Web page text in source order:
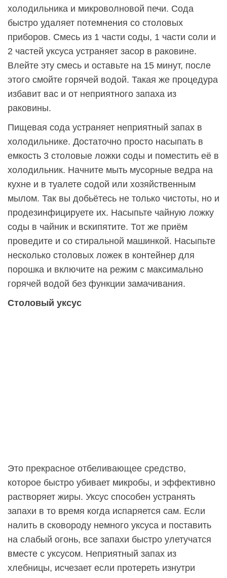
холодильника и микроволновой печи. Сода
быстро удаляет потемнения со столовых
приборов. Смесь из 1 части соды, 1 части соли и
2 частей уксуса устраняет засор в раковине.
Влейте эту смесь и оставьте на 15 минут, после
этого смойте горячей водой. Такая же процедура
избавит вас и от неприятного запаха из
раковины.
Пищевая сода устраняет неприятный запах в
холодильнике. Достаточно просто насыпать в
емкость 3 столовые ложки соды и поместить её в
холодильник. Начните мыть мусорные ведра на
кухне и в туалете содой или хозяйственным
мылом. Так вы добьётесь не только чистоты, но и
продезинфицируете их. Насыпьте чайную ложку
соды в чайник и вскипятите. Тот же приём
проведите и со стиральной машинкой. Насыпьте
несколько столовых ложек в контейнер для
порошка и включите на режим с максимально
горячей водой без функции замачивания.
Столовый уксус
Это прекрасное отбеливающее средство,
которое быстро убивает микробы, и эффективно
растворяет жиры. Уксус способен устранять
запахи в то время когда испаряется сам. Если
налить в сковороду немного уксуса и поставить
на слабый огонь, все запахи быстро улетучатся
вместе с уксусом. Неприятный запах из
хлебницы, исчезает если протереть изнутри